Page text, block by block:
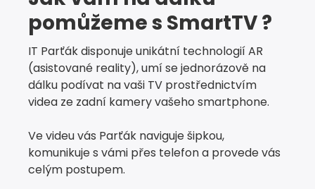
pomůžeme s SmartTV ?
IT Parťák disponuje unikátní technologií AR
(asistované reality), umí se jednorázově na
dálku podívat na vaši TV prostřednictvím
videa ze zadní kamery vašeho smartphone.
Ve videu vás Parťák naviguje šipkou,
komunikuje s vámi přes telefon a provede vás
celým postupem.